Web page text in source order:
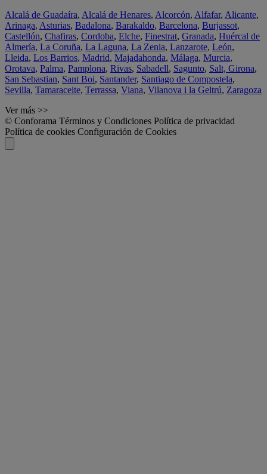
Alcalá de Guadaíra, Alcalá de Henares, Alcorcón, Alfafar, Alicante,
Arinaga, Asturias, Badalona, Barakaldo, Barcelona, Burjassot,
Castellón, Chafiras, Cordoba, Elche, Finestrat, Granada, Huércal de
Almería, La Coruña, La Laguna, La Zenia, Lanzarote, León,
Lleida, Los Barrios, Madrid, Majadahonda, Málaga, Murcia,
Orotava, Palma, Pamplona, Rivas, Sabadell, Sagunto, Salt, Girona,
San Sebastian, Sant Boi, Santander, Santiago de Compostela,
Sevilla, Tamaraceite, Terrassa, Viana, Vilanova i la Geltrú, Zaragoza
Ver más >>
© Conforama Términos y Condiciones Política de privacidad
Política de cookies Configuración de Cookies